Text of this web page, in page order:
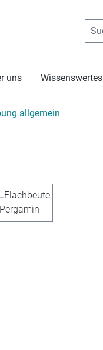
uns Wissenswertes
allgemein